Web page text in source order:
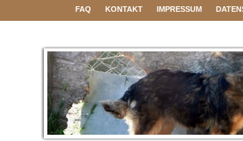
FAQ KONTAKT IMPRESSUM